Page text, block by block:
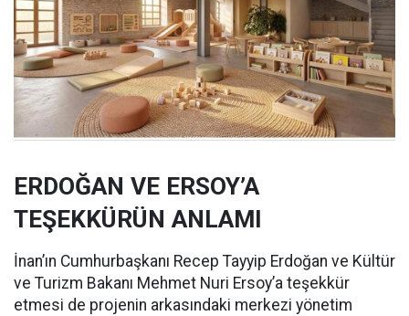
ERDOĞAN VE ERSOY’A
TEŞEKKÜRÜN ANLAMI
İnan’ın Cumhurbaşkanı Recep Tayyip Erdoğan ve Kültür
ve Turizm Bakanı Mehmet Nuri Ersoy’a teşekkür
etmesi de projenin arkasındaki merkezi yönetim